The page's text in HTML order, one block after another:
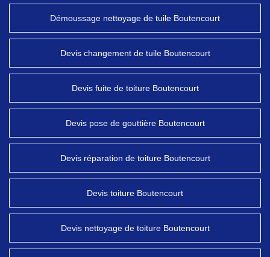
Démoussage nettoyage de tuile Boutencourt
Devis changement de tuile Boutencourt
Devis fuite de toiture Boutencourt
Devis pose de gouttière Boutencourt
Devis réparation de toiture Boutencourt
Devis toiture Boutencourt
Devis nettoyage de toiture Boutencourt